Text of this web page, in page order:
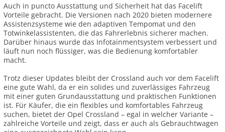
Auch in puncto Ausstattung und Sicherheit hat das Facelift
Vorteile gebracht. Die Versionen nach 2020 bieten modernere
Assistenzsysteme wie den adaptiven Tempomat und den
Totwinkelassistenten, die das Fahrerlebnis sicherer machen.
Darüber hinaus wurde das Infotainmentsystem verbessert und
läuft nun noch flüssiger, was die Bedienung komfortabler
macht.
Trotz dieser Updates bleibt der Crossland auch vor dem Facelift
eine gute Wahl, da er ein solides und zuverlässiges Fahrzeug
mit einer guten Grundausstattung und praktischen Funktionen
ist. Für Käufer, die ein flexibles und komfortables Fahrzeug
suchen, bietet der Opel Crossland – egal in welcher Variante –
zahlreiche Vorteile und zeigt, dass er auch als Gebrauchtwagen